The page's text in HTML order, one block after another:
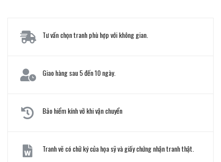
Tư vấn chọn tranh phù hợp với không gian.
Giao hàng sau 5 đến 10 ngày.
Bảo hiểm kính vỡ khi vận chuyển
Tranh vẽ có chữ ký của họa sỹ và giấy chứng nhận tranh thật.